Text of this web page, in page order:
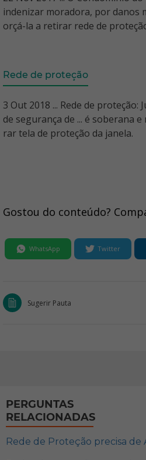
indenizar moradora, por danos
orçá-la a retirar rede de
Rede de proteção
3 Out 2018 ... Rede de proteção:
de segurança de ... é soberana
rar tela de proteção da janela.
Gostou do conteúdo?
WhatsApp Twitter
Sugerir Pauta
PERGUNTAS
RELACIONADAS
Rede de Proteção precisa de